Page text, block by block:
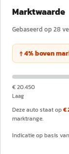
Marktwaarde
Gebaseerd op 28
↑4%boven
€ 20.450
Laag
Deze auto staat op€
marktrange.
Indicatie op basis